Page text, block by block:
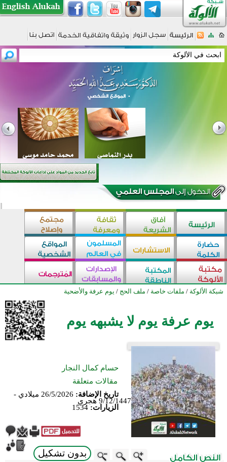
شبكة الألوكة / ملفات خاصة / ملف الحج / يوم عرفة والأضحية
يوم عرفة يوم لا يشبهه يوم
حسام كمال النجار
مقالات متعلقة
تاريخ الإضافة:
26/5/2026 ميلادي -
9/12/1447 هجري
الزيارات: 1534
بدون تشكيل